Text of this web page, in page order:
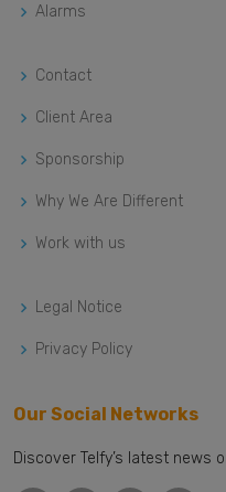
Alarms
Contact
Client Area
Sponsorship
Why We Are Different
Work with us
Legal Notice
Privacy Policy
Our Social Networks
Discover Telfy’s latest news